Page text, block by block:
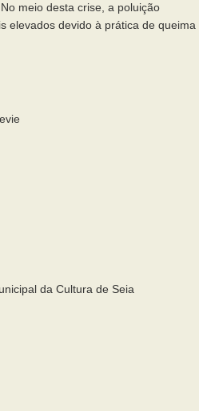
meio desta crise, a poluição
elevados devido à prática de queima
da Cultura de Seia